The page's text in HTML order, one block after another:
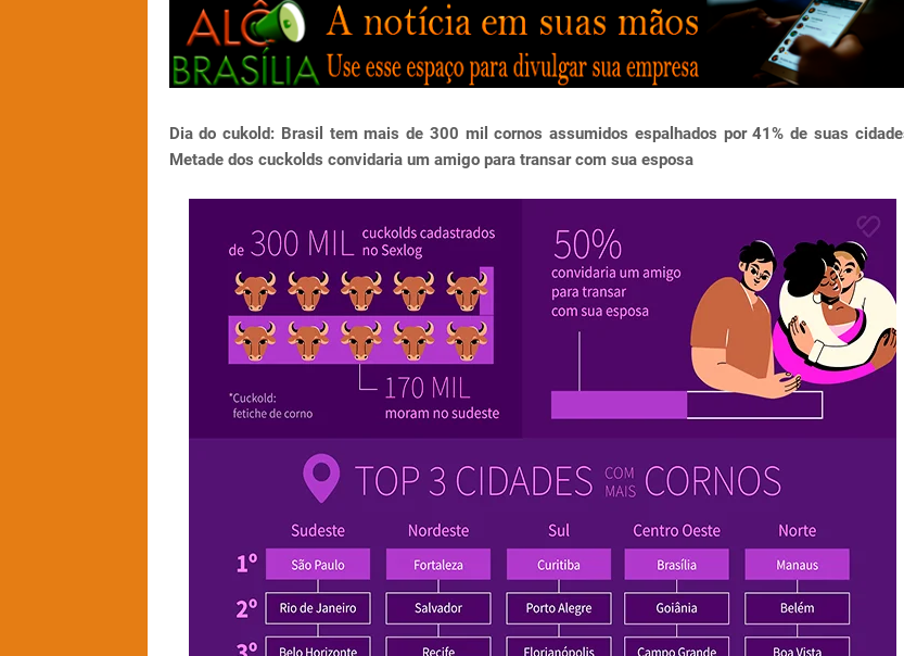
Dia do cukold: Brasil tem mais de 300 mil cornos assumidos espalhados por 41% de suas
Metade dos cuckolds convidaria um amigo para transar com sua esposa